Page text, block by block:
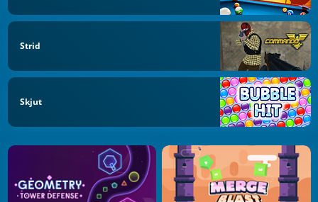
Strid
Skjut